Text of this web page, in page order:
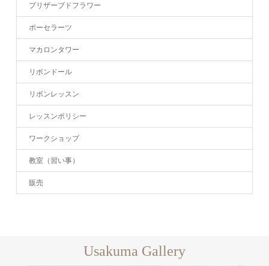
プリザーブドフラワー
ポーセラーツ
マカロンタワー
リボンドール
リボンレッスン
レッスンポリシー
ワークショップ
教室（習い事）
販売
Usakuma Gallery